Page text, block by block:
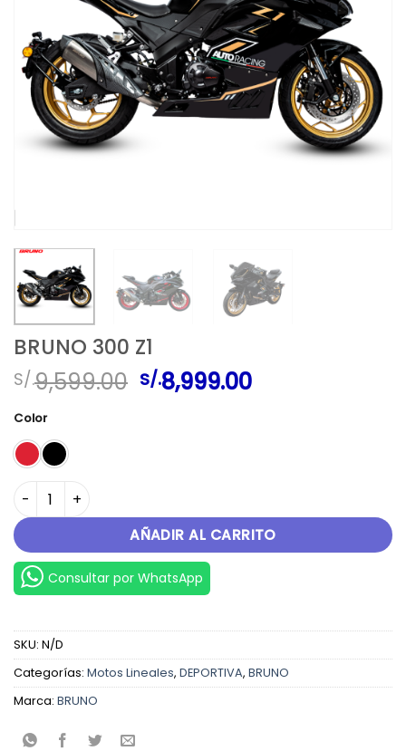
BRUNO 300 Z1
S/.9,599.00 El
precio
S/.8,999.00El
Color
BRUNO 300 Z1 cantidad
AÑADIR AL CARRITO
Consultar por WhatsApp
SKU: N/D
Categorías: Motos Lineales, DEPORTIVA, BRUNO
Marca: BRUNO